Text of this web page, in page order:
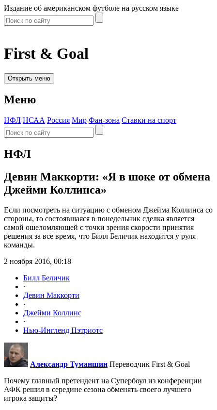
Издание об американском футболе на русском языке
First & Goal
Открыть меню
Меню
НФЛ НСАА Россия Мир Фан-зона Ставки на спорт
НФЛ
Девин Маккорти: «Я в шоке от обмена
Джейми Коллинса»
Если посмотреть на ситуацию с обменом Джейма Коллинса со
стороны, то состоявшаяся в понедельник сделка является
самой ошеломляющей с точки зрения скорости принятия
решения за все время, что Билл Беличик находится у руля
команды.
2 ноября 2016, 00:18
Билл Беличик
·
Девин Маккорти
·
Джейми Коллинс
·
Нью-Ингленд Пэтриотс
Александр Туманшин Переводчик First & Goal
Почему главный претендент на Супербоул из конференции
АФК решил в середине сезона обменять своего лучшего
игрока защиты?